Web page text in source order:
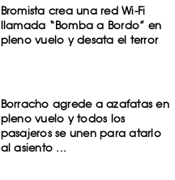
Bromista crea una red Wi-Fi
llamada “Bomba a Bordo” en
pleno vuelo y desata el terror
Borracho agrede a azafatas en
pleno vuelo y todos los
pasajeros se unen para atarlo
al asiento ...